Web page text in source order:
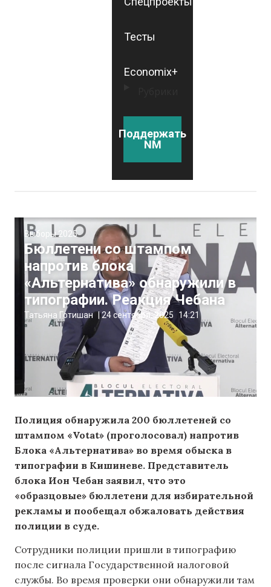
Тесты
Economix+
Поддержать
NM
Выборы 2025
Бюллетени со штампом
напротив блока
«Альтернатива» обнаружили в
типографии. Реакция Чебана
Татьяна Готишан | 24 сентября, 2025 14:21
Полиция обнаружила 200 бюллетеней со
штампом «Votat» (проголосовал) напротив
Блока «Альтернатива» во время обыска в
типографии в Кишиневе. Представитель
блока Ион Чебан заявил, что это
«образцовые» бюллетени для избирательной
рекламы и пообещал обжаловать действия
полиции в суде.
Сотрудники полиции пришли в типографию
после сигнала Государственной налоговой
службы. Во время проверки они обнаружили там